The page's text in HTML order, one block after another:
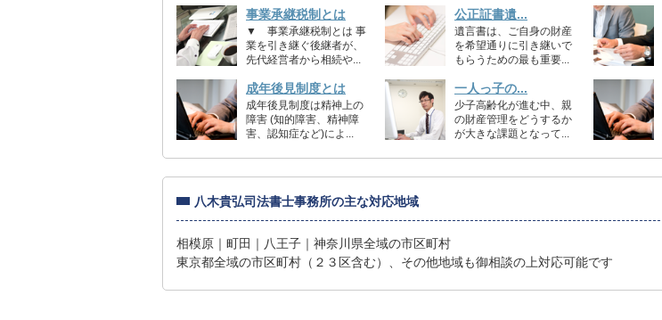
事業承継税制とは
▼ 事業承継税制とは 事
業を引き継ぐ後継者が、
先代経営者から相続や...
公正証書遺...
遺言書は、ご自身の財産
を希望通りに引き継いで
もらうための最も重要...
成年後見制度とは
成年後見制度は精神上の
障害 (知的障害、精神障
害、認知症など)によ...
一人っ子の...
少子高齢化が進む中、親
の財産管理をどうするか
が大きな課題となって...
八木貴弘司法書士事務所の主な対応地域
相模原｜町田｜八王子｜神奈川県全域の市区町村
東京都全域の市区町村（２３区含む）、その他地域も御相談の上対応可能です